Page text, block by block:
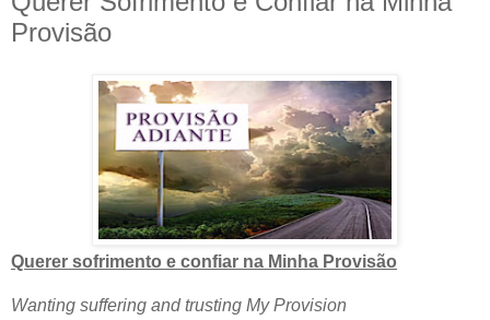
Provisão
Querer sofrimento e confiar na Minha Provisão
Wanting suffering and trusting My Provision